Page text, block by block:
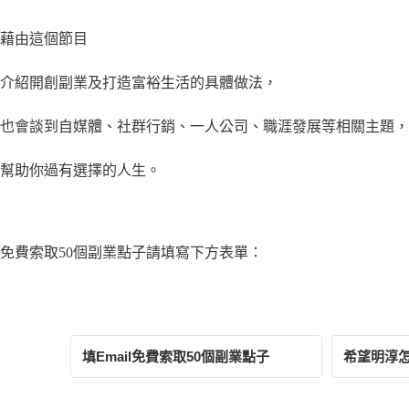
藉由這個節目
介紹開創副業及打造富裕生活的具體做法，
也會談到自媒體、社群行銷、一人公司、職涯發展等相關主題，
幫助你過有選擇的人生。
免費索取50個副業點子請填寫下方表單：